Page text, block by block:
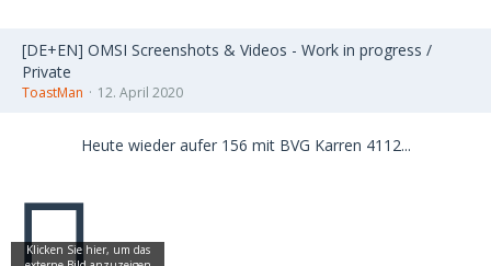
[DE+EN] OMSI Screenshots & Videos - Work in progress /
Private
ToastMan 12. April 2020
Heute wieder aufer 156 mit BVG Karren 4112...